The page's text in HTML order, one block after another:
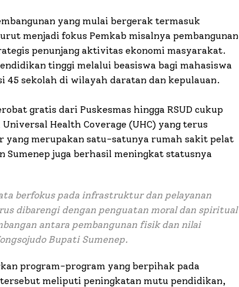
yang mulai bergerak termasuk
menjadi fokus Pemkab misalnya pembangunan
penunjang aktivitas ekonomi masyarakat.
tinggi melalui beasiswa bagi mahasiswa
sekolah di wilayah daratan dan kepulauan.
gratis dari Puskesmas hingga RSUD cukup
Health Coverage (UHC) yang terus
yang merupakan satu-satunya rumah sakit pelat
juga berhasil meningkat statusnya
berfokus pada infrastruktur dan pelayanan
dibarengi dengan penguatan moral dan spiritual
antara pembangunan fisik dan nilai
Bupati Sumenep.
program-program yang berpihak pada
meliputi peningkatan mutu pendidikan,